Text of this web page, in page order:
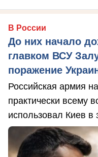
В России
До них начало
главком ВСУ
поражение
Российская армия
практически всему
использовал Киев в